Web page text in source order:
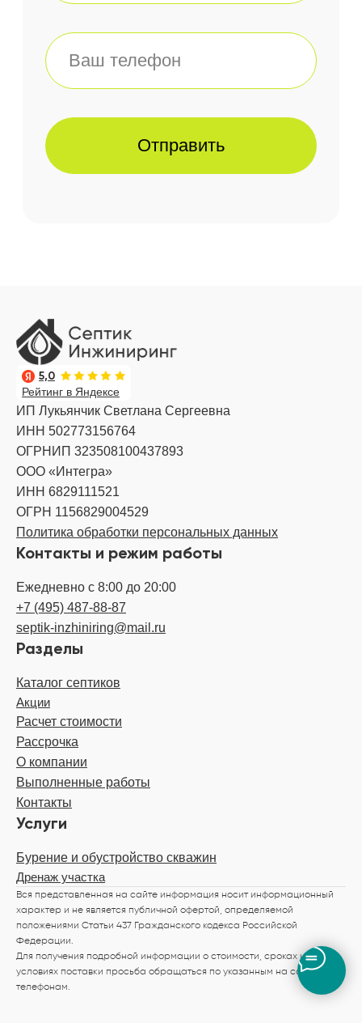
Рейтинг в Яндексе
5,0
ИП Лукьянчик Светлана Сергеевна
ИНН 502773156764
ОГРНИП 323508100437893
ООО «Интегра»
ИНН 6829111521
ОГРН 1156829004529
Политика обработки персональных данных
Контакты и режим работы
Ежедневно с 8:00 до 20:00
+7 (495) 487-88-87
septik-inzhiniring@mail.ru
Разделы
Каталог септиков
Акции
Расчет стоимости
Рассрочка
О компании
Выполненные работы
Контакты
Услуги
Бурение и обустройство скважин
Дренаж участка
Вся представленная на сайте информация носит информационный
характер и не является публичной офертой, определяемой
положениями Статьи 437 Гражданского кодекса Российской
Федерации.
Для получения подробной информации о стоимости, сроках и
условиях поставки просьба обращаться по указанным на сайте
телефонам.